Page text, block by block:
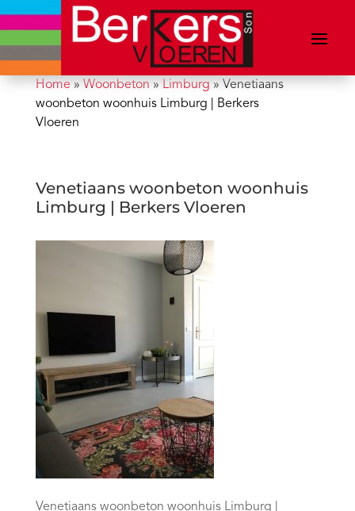
Home» Woonbeton » Limburg » Venetiaans
woonbeton woonhuis Limburg | Berkers
Vloeren
Venetiaans woonbeton woonhuis
Limburg | Berkers Vloeren
Venetiaans woonbeton woonhuis Limburg |